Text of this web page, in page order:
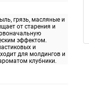
грязь, масляные и
от старения и
эффектом.
и
для молдингов и
клубники.